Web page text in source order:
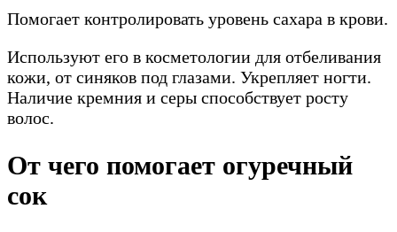
Помогает контролировать уровень сахара в крови.
Используют его в косметологии для отбеливания
кожи, от синяков под глазами. Укрепляет ногти.
Наличие кремния и серы способствует росту
волос.
От чего помогает огуречный
сок